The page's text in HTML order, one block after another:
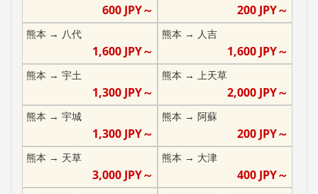
600JPY～ 200 JPY～
熊本 → 八代
1,600JPY～
熊本 → 人吉
1,600 JPY～
熊本 → 宇土
1,300JPY～
熊本 → 上天草
2,000 JPY～
熊本 → 宇城
1,300JPY～
熊本 → 阿蘇
200 JPY～
熊本 → 天草
3,000JPY～
熊本 → 大津
400 JPY～